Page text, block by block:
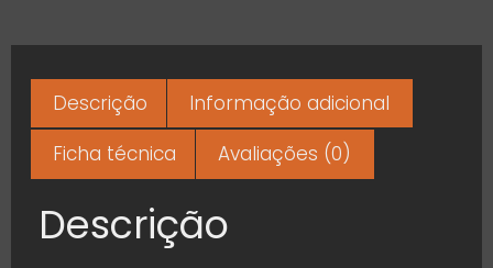
Descrição
Informação adicional
Ficha técnica
Avaliações (0)
Descrição